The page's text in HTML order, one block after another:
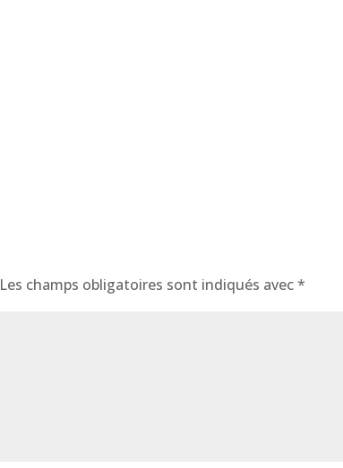
Les champs obligatoires sont indiqués avec*